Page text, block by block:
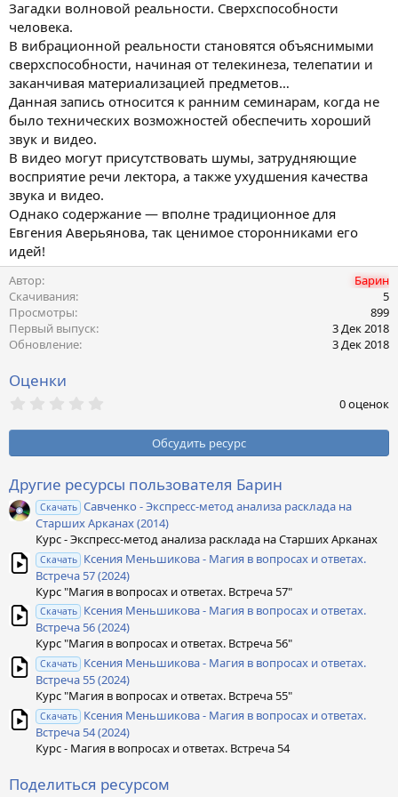
Загадки волновой реальности. Сверхспособности
человека.
В вибрационной реальности становятся объяснимыми
сверхспособности, начиная от телекинеза, телепатии и
заканчивая материализацией предметов…
Данная запись относится к ранним семинарам, когда не
было технических возможностей обеспечить хороший
звук и видео.
В видео могут присутствовать шумы, затрудняющие
восприятие речи лектора, а также ухудшения качества
звука и видео.
Однако содержание — вполне традиционное для
Евгения Аверьянова, так ценимое сторонниками его
идей!
Автор
Барин
Скачивания
5
Просмотры
899
Первый выпуск
3 Дек 2018
Обновление
3 Дек 2018
Оценки
0
з
ё
з
д
0 оценок
Обсудить ресурс
Другие ресурсы пользователя Барин
Скачать Савченко - Экспресс-метод анализа расклада на
Старших Арканах (2014)
Курс - Экспресс-метод анализа расклада на Старших Арканах
Скачать Ксения Меньшикова - Магия в вопросах и ответах.
Встреча 57 (2024)
Курс "Магия в вопросах и ответах. Встреча 57"
Скачать Ксения Меньшикова - Магия в вопросах и ответах.
Встреча 56 (2024)
Курс "Магия в вопросах и ответах. Встреча 56"
Скачать Ксения Меньшикова - Магия в вопросах и ответах.
Встреча 55 (2024)
Курс "Магия в вопросах и ответах. Встреча 55"
Скачать Ксения Меньшикова - Магия в вопросах и ответах.
Встреча 54 (2024)
Курс - Магия в вопросах и ответах. Встреча 54
Поделиться ресурсом